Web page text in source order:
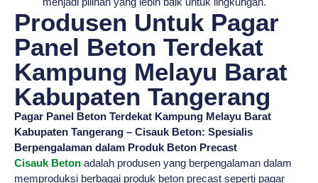
Produsen Untuk Pagar
Panel Beton Terdekat
Kampung Melayu Barat
Kabupaten Tangerang
Pagar Panel Beton Terdekat Kampung Melayu Barat
Kabupaten Tangerang – Cisauk Beton: Spesialis
Berpengalaman dalam Produk Beton Precast
Cisauk Beton adalah produsen yang berpengalaman dalam
memproduksi berbagai produk beton precast seperti pagar